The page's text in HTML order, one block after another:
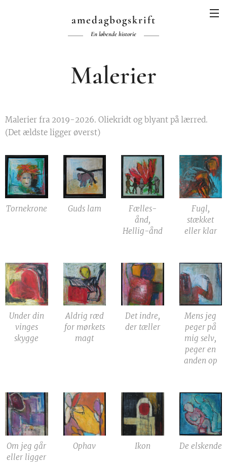
amedagbogskrift
En løbende historie
Malerier
Malerier fra 2019-2026. Oliekridt og blyant på lærred.
(Det ældste ligger øverst)
Tornekrone Guds lam
Fælles-
ånd,
Hellig-ånd
Fugl,
stækket
eller klar
Under din
vinges
skygge
Aldrig ræd
for mørkets
magt
Det indre,
der tæller
Mens jeg
peger på
mig selv,
peger en
anden op
Om jeg går
eller ligger
Ophav Ikon De elskende